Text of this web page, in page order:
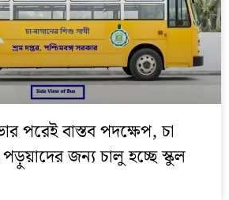
পরেই বাস্তব পদক্ষেপ, চা
জন্য চালু হচ্ছে স্কুল